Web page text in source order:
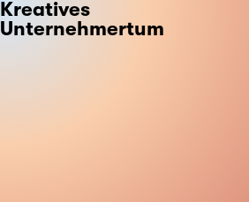
Kreatives
Unternehmertum